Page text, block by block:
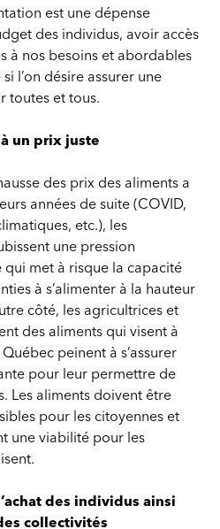
est une dépense
des individus, avoir accès
à nos besoins et abordables
l’on désire assurer une
toutes et tous.
à un prix juste
des prix des aliments a
années de suite (COVID,
etc.), les
une pression
met à risque la capacité
à s’alimenter à la hauteur
côté, les agricultrices et
des aliments qui visent à
peinent à s’assurer
pour leur permettre de
Les aliments doivent être
pour les citoyennes et
une viabilité pour les
des individus ainsi
collectivités